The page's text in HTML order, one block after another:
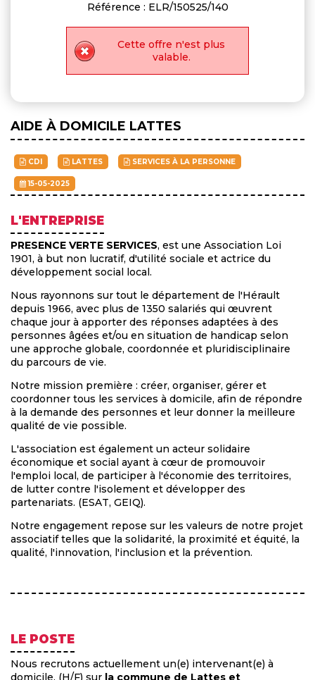
Référence : ELR/150525/140
Cette offre n'est plus
valable.
AIDE À DOMICILE LATTES
CDI LATTES SERVICES À LA PERSONNE
15-05-2025
L'ENTREPRISE
PRESENCE VERTE SERVICES, est une Association Loi
1901, à but non lucratif, d'utilité sociale et actrice du
développement social local.
Nous rayonnons sur tout le département de l'Hérault
depuis 1966, avec plus de 1350 salariés qui œuvrent
chaque jour à apporter des réponses adaptées à des
personnes âgées et/ou en situation de handicap selon
une approche globale, coordonnée et pluridisciplinaire
du parcours de vie.
Notre mission première : créer, organiser, gérer et
coordonner tous les services à domicile, afin de répondre
à la demande des personnes et leur donner la meilleure
qualité de vie possible.
L'association est également un acteur solidaire
économique et social ayant à cœur de promouvoir
l'emploi local, de participer à l'économie des territoires,
de lutter contre l'isolement et développer des
partenariats. (ESAT, GEIQ).
Notre engagement repose sur les valeurs de notre projet
associatif telles que la solidarité, la proximité et équité, la
qualité, l'innovation, l'inclusion et la prévention.
LE POSTE
Nous recrutons actuellement un(e) intervenant(e) à
domicile, (H/F) sur la commune de Lattes et